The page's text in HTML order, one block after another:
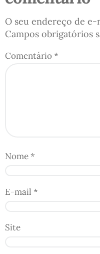
O seu endereço de
Campos obrigatórios
Comentário*
Nome*
E-mail *
Site